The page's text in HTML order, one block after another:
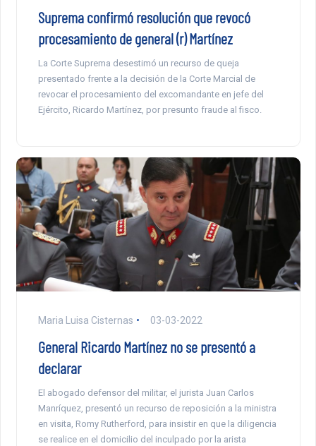
Suprema confirmó resolución que revocó
procesamiento de general (r) Martínez
La Corte Suprema desestimó un recurso de queja
presentado frente a la decisión de la Corte Marcial de
revocar el procesamiento del excomandante en jefe del
Ejército, Ricardo Martínez, por presunto fraude al fisco.
Maria Luisa Cisternas 03-03-2022
General Ricardo Martínez no se presentó a
declarar
El abogado defensor del militar, el jurista Juan Carlos
Manríquez, presentó un recurso de reposición a la ministra
en visita, Romy Rutherford, para insistir en que la diligencia
se realice en el domicilio del inculpado por la arista